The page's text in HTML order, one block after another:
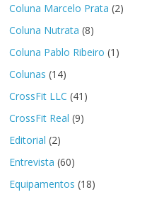
Coluna Marcelo Prata (2)
Coluna Nutrata (8)
Coluna Pablo Ribeiro (1)
Colunas (14)
CrossFit LLC (41)
CrossFit Real (9)
Editorial (2)
Entrevista (60)
Equipamentos (18)